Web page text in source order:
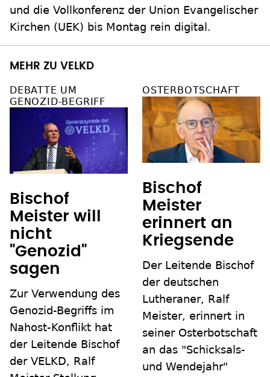
und die Vollkonferenz der Union Evangelischer
Kirchen (UEK) bis Montag rein digital.
MEHR ZU VELKD
DEBATTE UM
GENOZID-BEGRIFF
Bischof
Meister will
nicht
"Genozid"
sagen
Zur Verwendung des
Genozid-Begriffs im
Nahost-Konflikt hat
der Leitende Bischof
der VELKD, Ralf
OSTERBOTSCHAFT
Bischof
Meister
erinnert an
Kriegsende
Der Leitende Bischof
der deutschen
Lutheraner, Ralf
Meister, erinnert in
seiner Osterbotschaft
an das "Schicksals-
und Wendejahr"